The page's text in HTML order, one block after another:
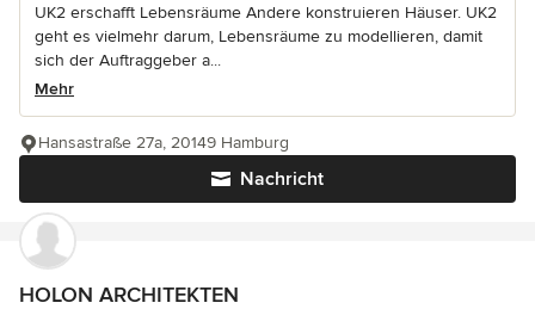
UK2 erschafft Lebensräume Andere konstruieren Häuser. UK2
geht es vielmehr darum, Lebensräume zu modellieren, damit
sich der Auftraggeber a...
Mehr
Nachricht
Hansastraße 27a, 20149 Hamburg
HOLON ARCHITEKTEN